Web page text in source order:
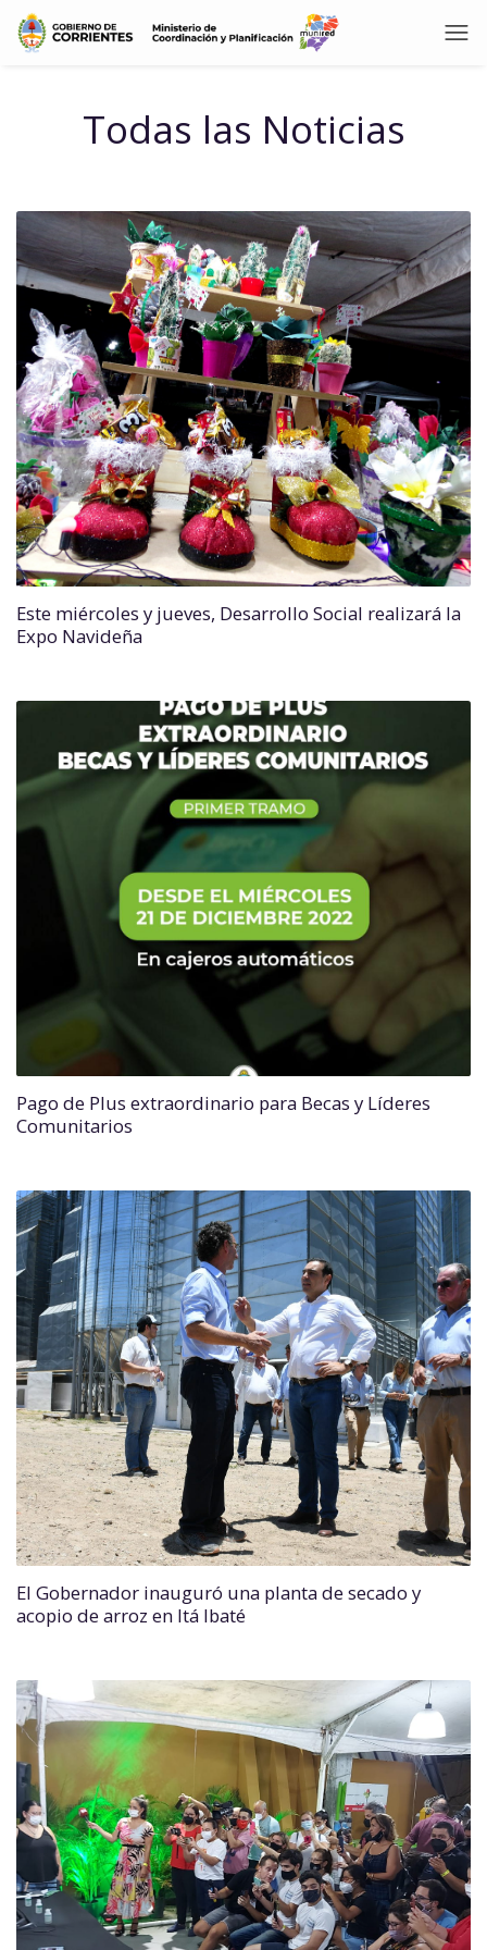
Todas las Noticias
Este miércoles y jueves, Desarrollo Social realizará la
Expo Navideña
Pago de Plus extraordinario para Becas y Líderes
Comunitarios
El Gobernador inauguró una planta de secado y
acopio de arroz en Itá Ibaté